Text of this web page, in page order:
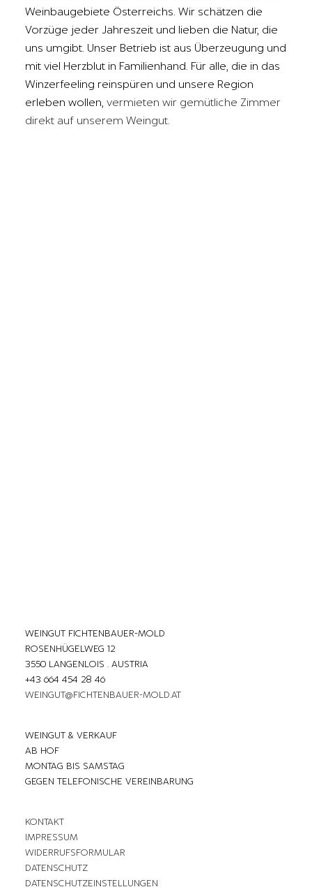
Weinbaugebiete Österreichs. Wir schätzen die
Vorzüge jeder Jahreszeit und lieben die Natur, die
uns umgibt. Unser Betrieb ist aus Überzeugung und
mit viel Herzblut in Familienhand. Für alle, die in das
Winzerfeeling reinspüren und unsere Region
erleben wollen, vermieten wir gemütliche Zimmer
direkt auf unserem Weingut
WEINGUT FICHTENBAUER-MOLD
ROSENHÜGELWEG 12
3550 LANGENLOIS . AUSTRIA
+43 664 454 28 46
WEINGUT@FICHTENBAUER-MOLD.AT
WEINGUT & VERKAUF
AB HOF
MONTAG BIS SAMSTAG
GEGEN TELEFONISCHE VEREINBARUNG
KONTAKT
IMPRESSUM
WIDERRUFSFORMULAR
DATENSCHUTZ
DATENSCHUTZEINSTELLUNGEN